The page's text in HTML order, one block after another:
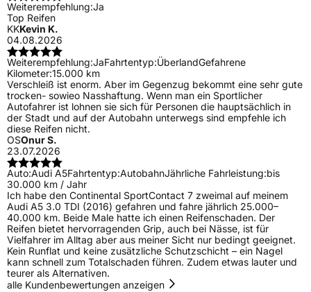
Weiterempfehlung:Ja
Top Reifen
KKKevin K.
04.08.2026
Weiterempfehlung:JaFahrtentyp:ÜberlandGefahrene
Kilometer:15.000 km
Verschleiß ist enorm. Aber im Gegenzug bekommt eine sehr gute
trocken- sowieo Nasshaftung. Wenn man ein Sportlicher
Autofahrer ist lohnen sie sich für Personen die hauptsächlich in
der Stadt und auf der Autobahn unterwegs sind empfehle ich
diese Reifen nicht.
OSOnur S.
23.07.2026
Auto:Audi A5Fahrtentyp:AutobahnJährliche Fahrleistung:bis
30.000 km / Jahr
Ich habe den Continental SportContact 7 zweimal auf meinem
Audi A5 3.0 TDI (2016) gefahren und fahre jährlich 25.000–
40.000 km. Beide Male hatte ich einen Reifenschaden. Der
Reifen bietet hervorragenden Grip, auch bei Nässe, ist für
Vielfahrer im Alltag aber aus meiner Sicht nur bedingt geeignet.
Kein Runflat und keine zusätzliche Schutzschicht – ein Nagel
kann schnell zum Totalschaden führen. Zudem etwas lauter und
teurer als Alternativen.
alle Kundenbewertungen anzeigen